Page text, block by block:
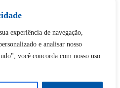
experiência de navegação,
e analisar nosso
você concorda com nosso uso
de que deseja
publicação?
esquerda : 0